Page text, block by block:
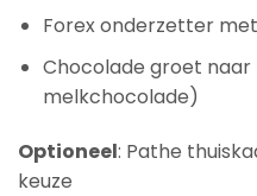
Forex onderzetter
Chocolade groet naar
melkchocolade)
Optioneel: Pathe
keuze